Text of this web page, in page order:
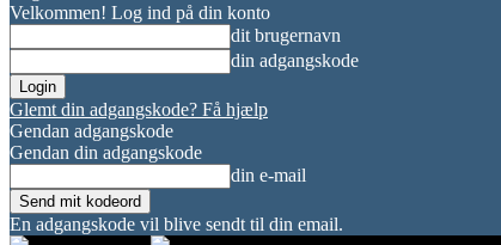
Velkommen! Log ind på din konto
dit brugernavn
din adgangskode
Glemt din adgangskode? Få hjælp
Gendan adgangskode
Gendan din adgangskode
din e-mail
En adgangskode vil blive sendt til din email.